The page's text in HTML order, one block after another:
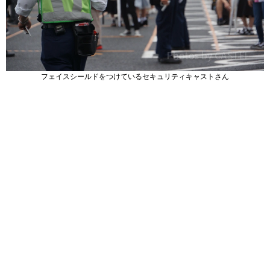
フェイスシールドをつけているセキュリティキャストさん